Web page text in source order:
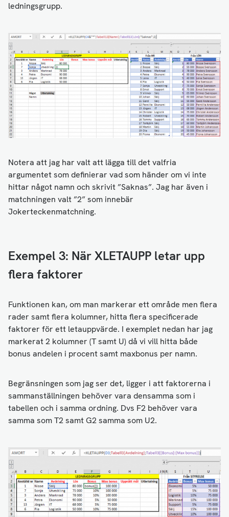
ledningsgrupp.
Notera att jag har valt att lägga till det valfria
argumentet som definierar vad som händer om vi inte
hittar något namn och skrivit ”Saknas”. Jag har även i
matchningen valt ”2” som innebär
Jokerteckenmatchning.
Exempel 3: När XLETAUPP letar upp
flera faktorer
Funktionen kan, om man markerar ett område men flera
rader samt flera kolumner, hitta flera specificerade
faktorer för ett letauppvärde. I exemplet nedan har jag
markerat 2 kolumner (T samt U) då vi vill hitta både
bonus andelen i procent samt maxbonus per namn.
Begränsningen som jag ser det, ligger i att faktorerna i
sammanställningen behöver vara densamma som i
tabellen och i samma ordning. Dvs F2 behöver vara
samma som T2 samt G2 samma som U2.